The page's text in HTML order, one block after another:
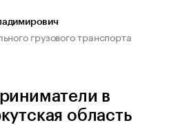
грузового транспорта
в
область